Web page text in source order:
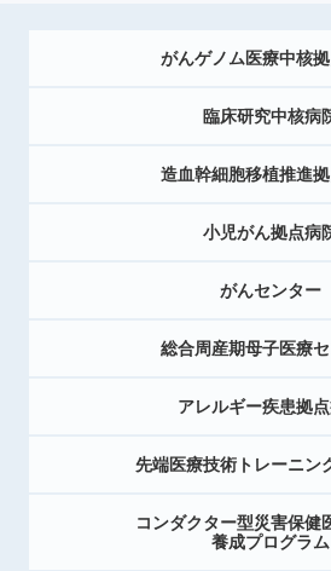
がんゲノム医療中核
臨床研究中核病
造血幹細胞移植推進
小児がん拠点病
がんセンター
総合周産期母子医療
アレルギー疾患拠
先端医療技術トレーニン
コンダクター型災害保健
養成プログラム